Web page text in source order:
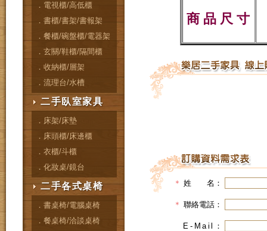
．電視櫃/高低櫃
．書櫃/書架/書報架
．餐櫃/碗盤櫃/電器架
．玄關/鞋櫃/隔間櫃
．收納櫃/層架
．流理台/水槽
二手臥室家具
．床架/床墊
．床頭櫃/床邊櫃
．衣櫃/斗櫃
．化妝桌/鏡台
二手各式桌椅
．書桌椅/電腦桌椅
．餐桌椅/洽談桌椅
商 品 尺 寸
＊ 姓 名：
＊ 聯絡電話：
E-Mail ：